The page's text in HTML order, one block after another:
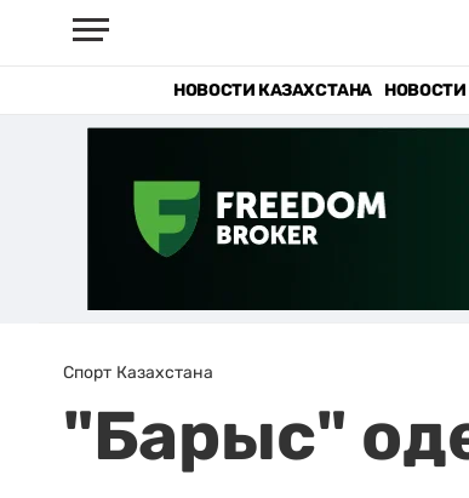
НОВОСТИ КАЗАХСТАНА
Спорт Казахстана
"Барыс"